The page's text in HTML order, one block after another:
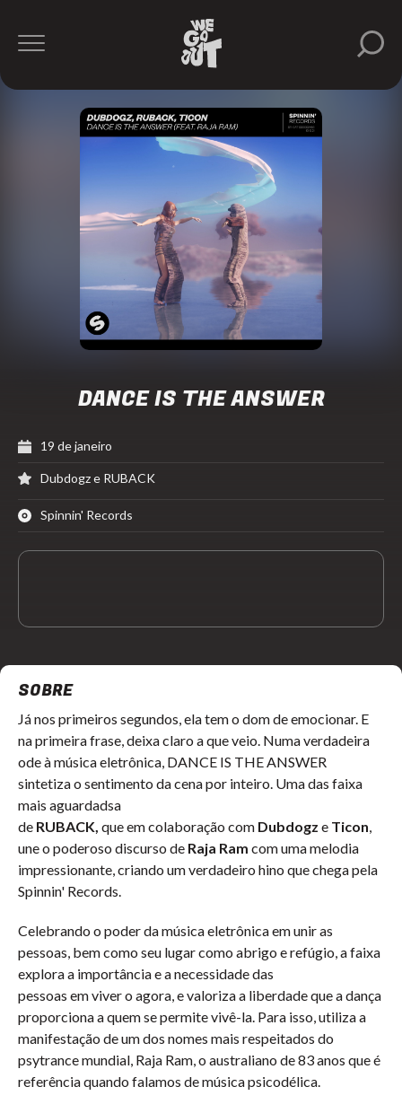
DANCE IS THE ANSWER
19 de janeiro
Dubdogz e RUBACK
Spinnin' Records
SOBRE
Já nos primeiros segundos, ela tem o dom de emocionar. E
na primeira frase, deixa claro a que veio. Numa verdadeira
ode à música eletrônica, DANCE IS THE ANSWER
sintetiza o sentimento da cena por inteiro. Uma das faixa
mais aguardadsa
de RUBACK, que em colaboração com Dubdogz e Ticon,
une o poderoso discurso de Raja Ram com uma melodia
impressionante, criando um verdadeiro hino que chega pela
Spinnin' Records.
Celebrando o poder da música eletrônica em unir as
pessoas, bem como seu lugar como abrigo e refúgio, a faixa
explora a importância e a necessidade das
pessoas em viver o agora, e valoriza a liberdade que a dança
proporciona a quem se permite vivê-la. Para isso, utiliza a
manifestação de um dos nomes mais respeitados do
psytrance mundial, Raja Ram, o australiano de 83 anos que é
referência quando falamos de música psicodélica.